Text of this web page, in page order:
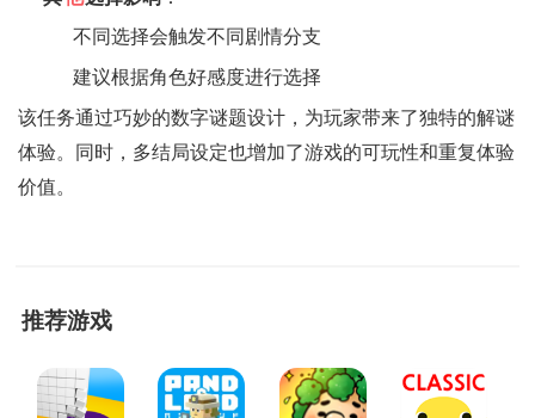
不同选择会触发不同剧情分支
建议根据角色好感度进行选择
该任务通过巧妙的数字谜题设计，为玩家带来了独特的解谜
体验。同时，多结局设定也增加了游戏的可玩性和重复体验
价值。
推荐游戏